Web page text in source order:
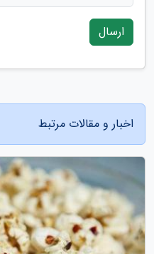
ارسال
اخبار و مقالات مرتبط